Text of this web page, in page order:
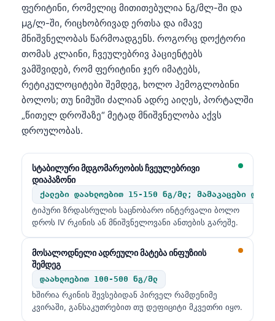
ფერიტინი, რომელიც მითითებულია ნგ/მლ-ში და
µგ/ლ-ში, რიცხობრივად ერთსა და იმავე
მნიშვნელობას წარმოადგენს. როგორც დოქტორი
თომას კლაინი, ჩვეულებრივ პაციენტებს
ვამშვიდებ, რომ ფერიტინი ჯერ იმატებს,
რეტიკულოციტები შემდეგ, ხოლო ჰემოგლობინი
ბოლოს; თუ ნიმუში ძალიან ადრე აიღეს, პორტალში
„წითელ დროშაზე“ მეტად მნიშვნელობა აქვს
დროულობას.
სტაბილური მდგომარეობის ჩვეულებრივი
დიაპაზონი
ქალები დაახლოებით 15-150 ნგ/მლ; მამაკაცები
ტიპური ზრდასრულის საცნობარო ინტერვალი ბოლო
დროს IV რკინის ან მნიშვნელოვანი ანთების გარეშე.
მოსალოდნელი ადრეული მატება ინფუზიის
შემდეგ
დაახლოებით 100-500 ნგ/მლ
ხშირია რკინის შევსებიდან პირველ რამდენიმე
კვირაში, განსაკუთრებით თუ დეფიციტი მკვეთრი იყო.